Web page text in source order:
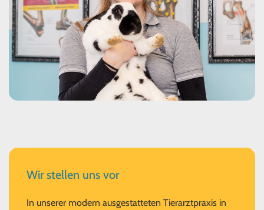
Wir stellen uns vor
In unserer modern ausgestatteten Tierarztpraxis in